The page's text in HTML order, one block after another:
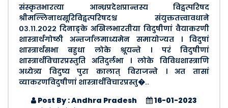
संस्कृतभारत्या आन्ध्रप्रदेशप्रान्तस्य विद्वत्परिषद
श्रीमल्लिनाथसूरिविद्वत्परिषदश्च संयुक्ततत्त्वावधाने
०३.११.२०२२ दिनाङ्के अखिलभारतीया विदुषीणां वैयाकरणी
शास्त्रार्थगोष्ठी अन्तर्जालमाध्यमेन समायोज्यत । विदुषां
शास्त्रार्थसभा बहुधा लोके श्रूयन्ते । परं विदुषीणां
शास्त्रार्थविचारप्रस्तुति अतिदुर्लभा । लोके विविधशास्त्राणि
अध्येत्र्य विदुष्य पुरा कालात् विराजन्ते । अत तासां
व्याकरणविदुषीणां शास्त्रार्थविचारप्रस्तु�..
Post By : Andhra Pradesh
16-01-2023